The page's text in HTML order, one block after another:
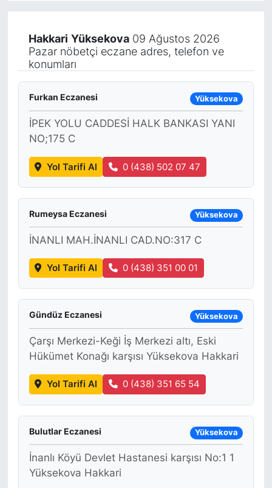
Hakkari Yüksekova09 Ağustos 2026
Pazar nöbetçi eczane adres, telefon ve
konumları
Furkan Eczanesi Yüksekova
İPEK YOLU CADDESİ HALK BANKASI YANI
NO;175 C
Yol Tarifi Al 0 (438) 502 07 47
Rumeysa Eczanesi Yüksekova
İNANLI MAH.İNANLI CAD.NO:317 C
Yol Tarifi Al 0 (438) 351 00 01
Gündüz Eczanesi Yüksekova
Çarşı Merkezi-Keği İş Merkezi altı, Eski
Hükümet Konağı karşısı Yüksekova Hakkari
Yol Tarifi Al 0 (438) 351 65 54
Bulutlar Eczanesi Yüksekova
İnanlı Köyü Devlet Hastanesi karşısı No:1 1
Yüksekova Hakkari
KÖŞE YAZILARI (Arşiv)
KÜLTÜR SANAT
MAGAZİN
RÖPORTAJ
SAĞLIK
SARIYER HABERLERİ
SARIYER İMAR BARIŞI
SEKTÖR
SİYASET
SON DAKİKA HABERİ
SPOR
TEKNOLOJİ
TÜRKİYE VE DÜNYA GÜNDEMİ
VİDEO GALERİ